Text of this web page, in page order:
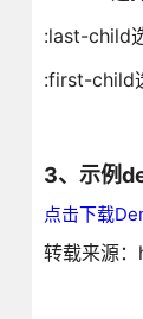
:last-child
:first-child
3、示例
点击下载
转载来源